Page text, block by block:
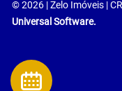
© 2026 | Zelo Imóveis |
Universal Software.